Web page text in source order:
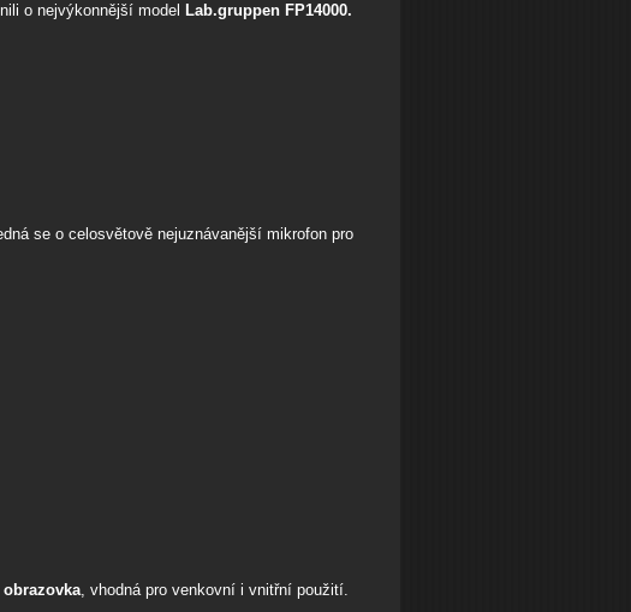
o nejvýkonnější model Lab.gruppen FP14000.
se o celosvětově nejuznávanější mikrofon pro
, vhodná pro venkovní i vnitřní použití.